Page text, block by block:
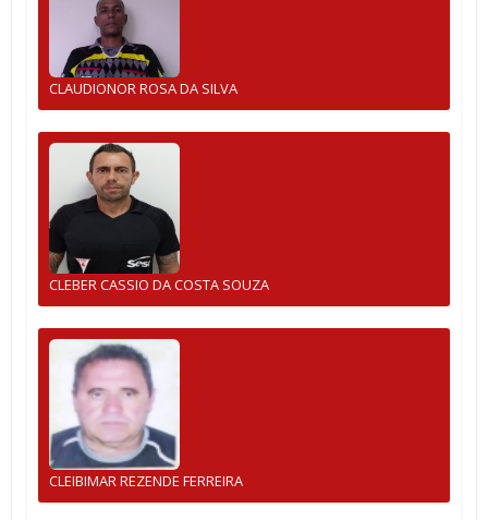
CLAUDIONOR ROSA DA SILVA
CLEBER CASSIO DA COSTA SOUZA
CLEIBIMAR REZENDE FERREIRA